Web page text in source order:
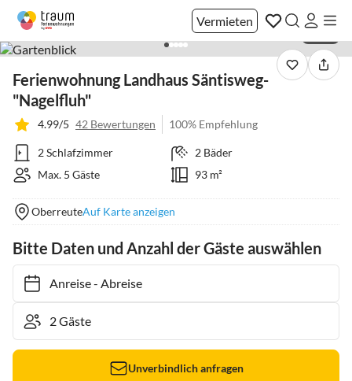
Vermieten
Ferienwohnung Landhaus Säntisweg-
"Nagelfluh"
4.99/5 42 Bewertungen 100% Empfehlung
2 Schlafzimmer
2 Bäder
Max. 5 Gäste
93 m²
OberreuteAuf Karte anzeigen
Bitte Daten und Anzahl der Gäste auswählen
Anreise- Abreise
Unverbindlich anfragen